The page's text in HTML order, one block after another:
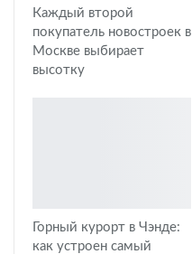
Каждый второй
покупатель новостроек в
Москве выбирает
высотку
Горный курорт в Чэнде:
как устроен самый